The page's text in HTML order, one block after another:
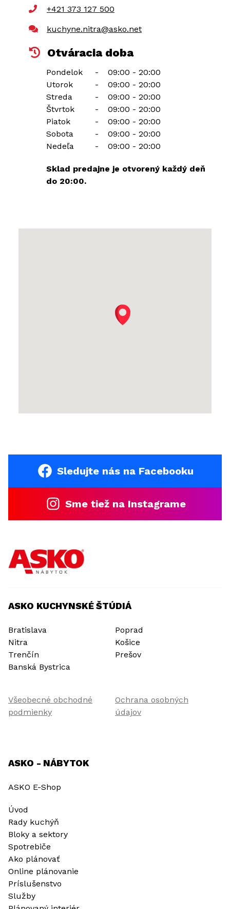
+421 373 127 500
kuchyne.nitra@asko.net
Otváracia doba
Pondelok -
09:00 - 20:00
Utorok
-
09:00 - 20:00
Streda
-
09:00 - 20:00
Štvrtok
-
09:00 - 20:00
Piatok
-
09:00 - 20:00
Sobota
-
09:00 - 20:00
Nedeľa
- 09:00 - 20:00
Sklad predajne je otvorený každý deň
do 20:00.
Sledujte nás na Facebooku
Sme tiež na Instagrame
ASKO KUCHYNSKÉ ŠTÚDIÁ
Bratislava
Nitra
Trenčín
Banská Bystrica
Poprad
Košice
Prešov
Všeobecné obchodné
podmienky
Ochrana osobných
údajov
ASKO - NÁBYTOK
ASKO E-Shop
Úvod
Rady kuchýň
Bloky a sektory
Spotrebiče
Ako plánovať
Online plánovanie
Príslušenstvo
Služby